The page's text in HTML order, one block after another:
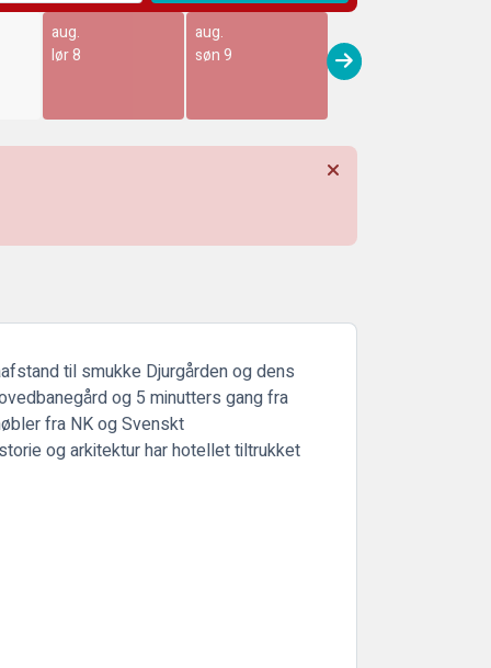
aug.
lør 8
aug.
søn 9
til smukke Djurgården og dens
og 5 minutters gang fra
fra NK og Svenskt
og arkitektur har hotellet tiltrukket